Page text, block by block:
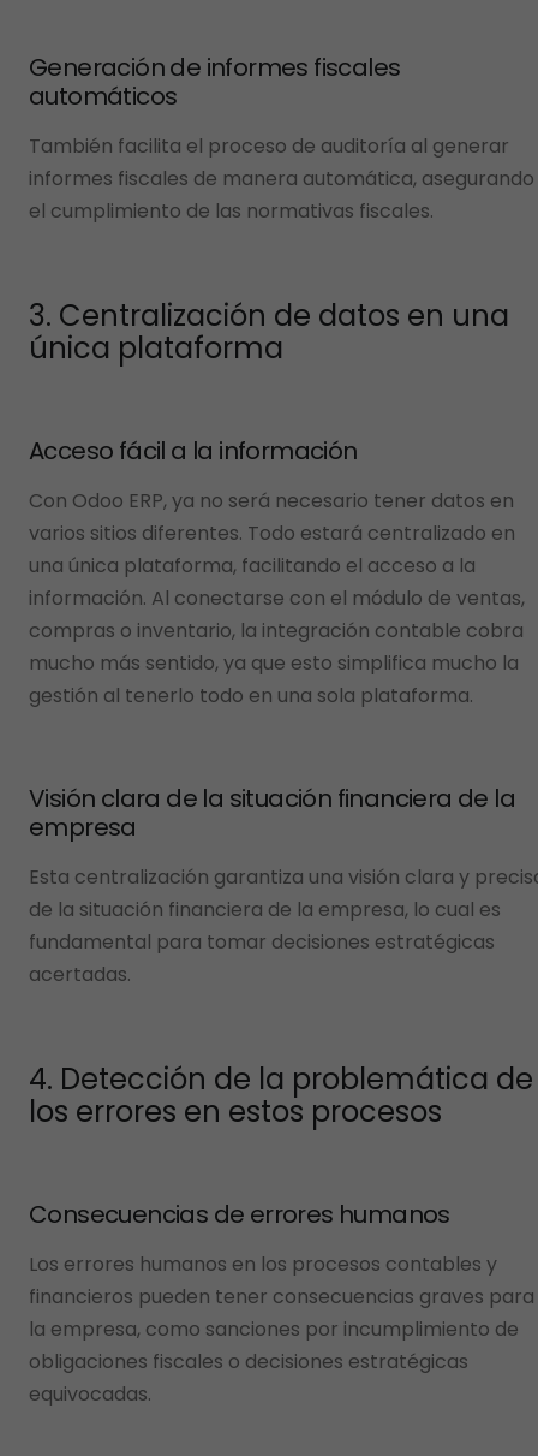
Generación de informes fiscales
automáticos
También facilita el proceso de auditoría al generar
informes fiscales de manera automática, asegurando
el cumplimiento de las normativas fiscales.
3. Centralización de datos en una
única plataforma
Acceso fácil a la información
Con Odoo ERP, ya no será necesario tener datos en
varios sitios diferentes. Todo estará centralizado en
una única plataforma, facilitando el acceso a la
información. Al conectarse con el módulo de ventas,
compras o inventario, la integración contable cobra
mucho más sentido, ya que esto simplifica mucho la
gestión al tenerlo todo en una sola plataforma.
Visión clara de la situación financiera de la
empresa
Esta centralización garantiza una visión clara y
de la situación financiera de la empresa, lo cual es
fundamental para tomar decisiones estratégicas
acertadas.
4. Detección de la problemática de
los errores en estos procesos
Consecuencias de errores humanos
Los errores humanos en los procesos contables y
financieros pueden tener consecuencias graves para
la empresa, como sanciones por incumplimiento de
obligaciones fiscales o decisiones estratégicas
equivocadas.